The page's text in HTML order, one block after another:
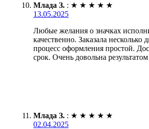
Млада З. : ★ ★ ★ ★ ★
13.05.2025
Любые желания о значках
качественно. Заказала несколько
процесс оформления простой.
срок. Очень довольна
Млада З. : ★ ★ ★ ★ ★
02.04.2025